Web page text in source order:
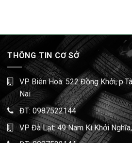
THÔNG TIN CƠ SỞ
VP Biên Hoà: 522 Đồng Khởi,
Nai
ĐT: 0987522144
VP Đà Lạt: 49 Nam Kì Khởi